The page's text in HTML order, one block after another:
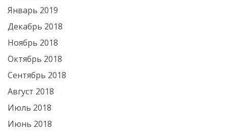
Январь 2019
Декабрь 2018
Ноябрь 2018
Октябрь 2018
Сентябрь 2018
Август 2018
Июль 2018
Июнь 2018